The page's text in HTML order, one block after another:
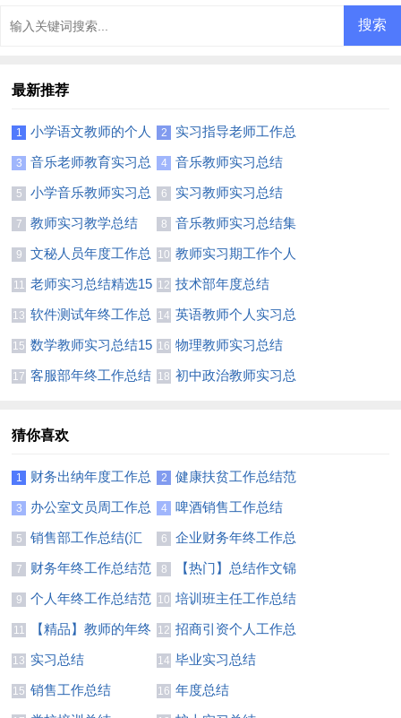
最新推荐
1
小学语文教师的个人
实习总结7篇
2
实习指导老师工作总
结5篇
3
音乐老师教育实习总
结4篇
4
音乐教师实习总结
(12篇)
5
小学音乐教师实习总
结3篇
6
实习教师实习总结
(通用15篇)
7
教师实习教学总结
15篇
8
音乐教师实习总结集
合12篇
9
文秘人员年度工作总
结
10 教师实习期工作个人
总结
11
老师实习总结精选15
篇
12 技术部年度总结
13 软件测试年终工作总
结
14 英语教师个人实习总
结7篇
15 数学教师实习总结15
篇
16 物理教师实习总结
17 客服部年终工作总结 18 初中政治教师实习总
猜你喜欢
1
财务出纳年度工作总
结11篇
2
健康扶贫工作总结范
文
3
办公室文员周工作总
结
4 啤酒销售工作总结
5
销售部工作总结(汇
编15篇)
6
企业财务年终工作总
结范文
7
财务年终工作总结范
文汇编六篇
8
【热门】总结作文锦
集四篇
9
个人年终工作总结范
文
10 培训班主任工作总结
集锦8篇
11
【精品】教师的年终
总结模板汇编八篇
12 招商引资个人工作总
结
13 实习总结 14 毕业实习总结
15 销售工作总结 16 年度总结